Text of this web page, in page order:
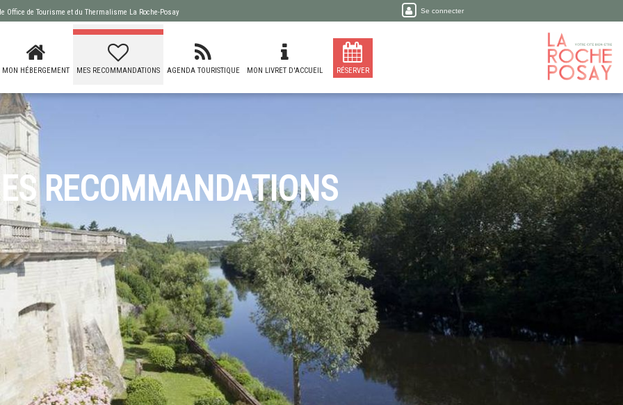
Office de Tourisme et du Thermalisme La Roche-Posay Se connecter
MON HÉBERGEMENT MES RECOMMANDATIONS AGENDA TOURISTIQUE MON LIVRET D'ACCUEIL RÉSERVER
RECOMMANDATIONS